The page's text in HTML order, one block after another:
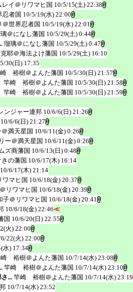
レイ＠リワマヒ国 10/5/15(土) 22:38
忍者国 10/5/19(水) 22:00
＠世界忍者国 10/5/19(水) 22:01
＠になし藩国 10/5/29(土) 0:44
瑠璃＠になし藩国 10/5/29(土) 0:47
耶＠海法よけ藩国 10/5/29(土) 16:10
30(日) 17:35
裕樹＠よんた藩国 10/5/30(日) 21:57
竿崎 裕樹＠よんた藩国 10/5/30(日) 21:58
竿崎 裕樹＠よんた藩国 10/5/30(日) 21:59
ンジャー連邦 10/6/6(日) 21:26
10/6/6(日) 21:27
満天星国 10/6/11(金) 0:26
ー＠満天星国 10/6/11(金) 0:26
ズ商藩国 10/6/13(日) 0:48
の藩国 10/6/17(木) 16:14
10/6/17(木) 21:14
ワマヒ国 10/6/18(金) 20:37
リワマヒ国 10/6/18(金) 20:39
子＠リワマヒ国 10/6/18(金) 20:41
10/6/18(金) 22:46≪
国 10/6/20(日) 22:55
火) 22:00
22(火) 22:00
水) 17:34
裕樹＠よんた藩国 10/7/14(水) 23:08
竿崎 裕樹＠よんた藩国 10/7/14(水) 23:10
... 竿崎 裕樹＠よんた藩国 10/7/14(水) 23:19
10/7/14(水) 23:52